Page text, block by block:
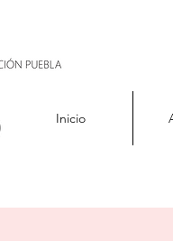
Inicio